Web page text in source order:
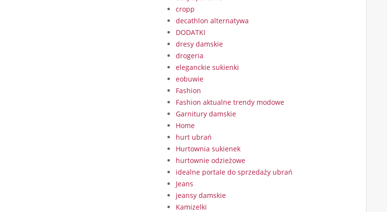
cropp
decathlon alternatywa
DODATKI
dresy damskie
drogeria
eleganckie sukienki
eobuwie
Fashion
Fashion aktualne trendy modowe
Garnitury damskie
Home
hurt ubrań
Hurtownia sukienek
hurtownie odzieżowe
idealne portale do sprzedaży ubrań
Jeans
jeansy damskie
Kamizelki